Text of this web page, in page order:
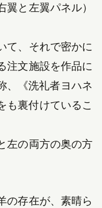
と左翼パネル）
て、それで密かに
注文施設を作品に
《洗礼者ヨハネ
も裏付けているこ
左の両方の奥の方
の存在が、素晴ら